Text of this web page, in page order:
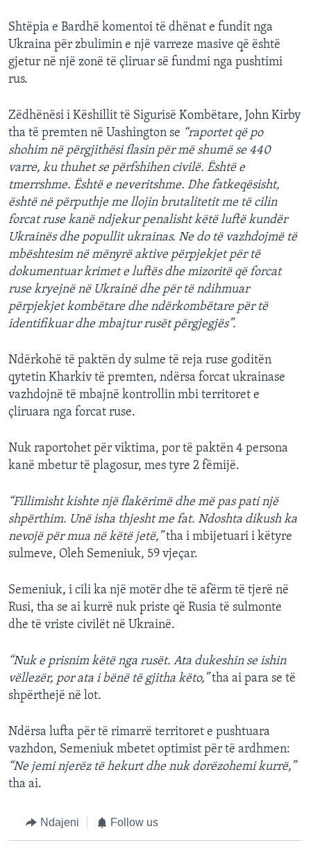
Shtëpia e Bardhë komentoi të dhënat e fundit nga
Ukraina për zbulimin e një varreze masive që është
gjetur në një zonë të çliruar së fundmi nga pushtimi
rus.
Zëdhënësi i Këshillit të Sigurisë Kombëtare, John Kirby
tha të premten në Uashington se “raportet që po
shohim në përgjithësi flasin për më shumë se 440
varre, ku thuhet se përfshihen civilë. Është e
tmerrshme. Është e neveritshme. Dhe fatkeqësisht,
është në përputhje me llojin brutalitetit me të cilin
forcat ruse kanë ndjekur penalisht këtë luftë kundër
Ukrainës dhe popullit ukrainas. Ne do të vazhdojmë të
mbështesim në mënyrë aktive përpjekjet për të
dokumentuar krimet e luftës dhe mizoritë që forcat
ruse kryejnë në Ukrainë dhe për të ndihmuar
përpjekjet kombëtare dhe ndërkombëtare për të
identifikuar dhe mbajtur rusët përgjegjës”.
Ndërkohë të paktën dy sulme të reja ruse goditën
qytetin Kharkiv të premten, ndërsa forcat ukrainase
vazhdojnë të mbajnë kontrollin mbi territoret e
çliruara nga forcat ruse.
Nuk raportohet për viktima, por të paktën 4 persona
kanë mbetur të plagosur, mes tyre 2 fëmijë.
“Fillimisht kishte një flakërimë dhe më pas pati një
shpërthim. Unë isha thjesht me fat. Ndoshta dikush ka
nevojë për mua në këtë jetë,”tha i mbijetuari i këtyre
sulmeve, Oleh Semeniuk, 59 vjeçar.
Semeniuk, i cili ka një motër dhe të afërm të tjerë në
Rusi, tha se ai kurrë nuk priste që Rusia të sulmonte
dhe të vriste civilët në Ukrainë.
“Nuk e prisnim këtë nga rusët. Ata dukeshin se ishin
vëllezër, por ata i bënë të gjitha këto,”tha ai para se të
shpërthejë në lot.
Ndërsa lufta për të rimarrë territoret e pushtuara
vazhdon, Semeniuk mbetet optimist për të ardhmen:
“Ne jemi njerëz të hekurt dhe nuk dorëzohemi kurrë,”
tha ai.
Ndajeni Follow us